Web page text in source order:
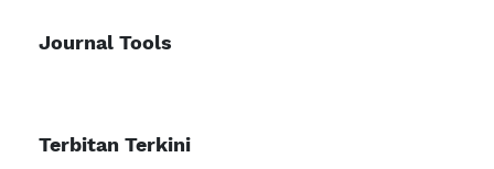
Journal Tools
Terbitan Terkini